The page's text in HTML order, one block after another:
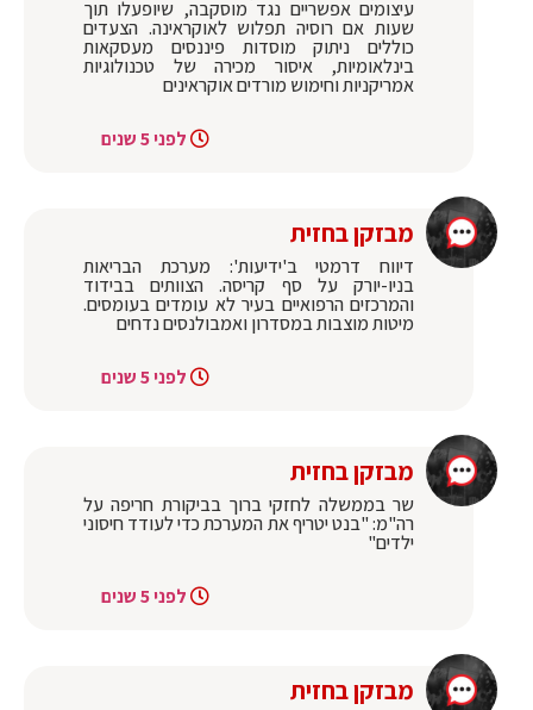
עיצומים אפשריים נגד מוסקבה, שיופעלו תוך
שעות אם רוסיה תפלוש לאוקראינה. הצעדים
כוללים ניתוק מוסדות פיננסים מעסקאות
בינלאומיות, איסור מכירה של טכנולוגיות
אמריקניות וחימוש מורדים אוקראינים
לפני 5 שנים
מבזקן בחזית
דיווח דרמטי ב‏'ידיעות': מערכת הבריאות
בניו-יורק על סף קריסה. הצוותים בבידוד
והמרכזים הרפואיים בעיר לא עומדים בעומסים.
מיטות מוצבות במסדרון ואמבולנסים נדחים
לפני 5 שנים
מבזקן בחזית
שר בממשלה לחזקי ברוך בביקורת חריפה על
רה"מ: "בנט יטריף את המערכת כדי לעודד חיסוני
ילדים"
לפני 5 שנים
מבזקן בחזית